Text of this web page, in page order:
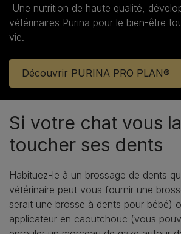
Une nutrition de haute qualité,
vétérinaires Purina pour le bien‑être
vie.
Découvrir PURINA PRO PLAN®
Si votre chat vous
toucher ses dents
Habituez-le à un brossage de dents
vétérinaire peut vous fournir une
serait une brosse à dents pour bébé)
applicateur en caoutchouc (vous